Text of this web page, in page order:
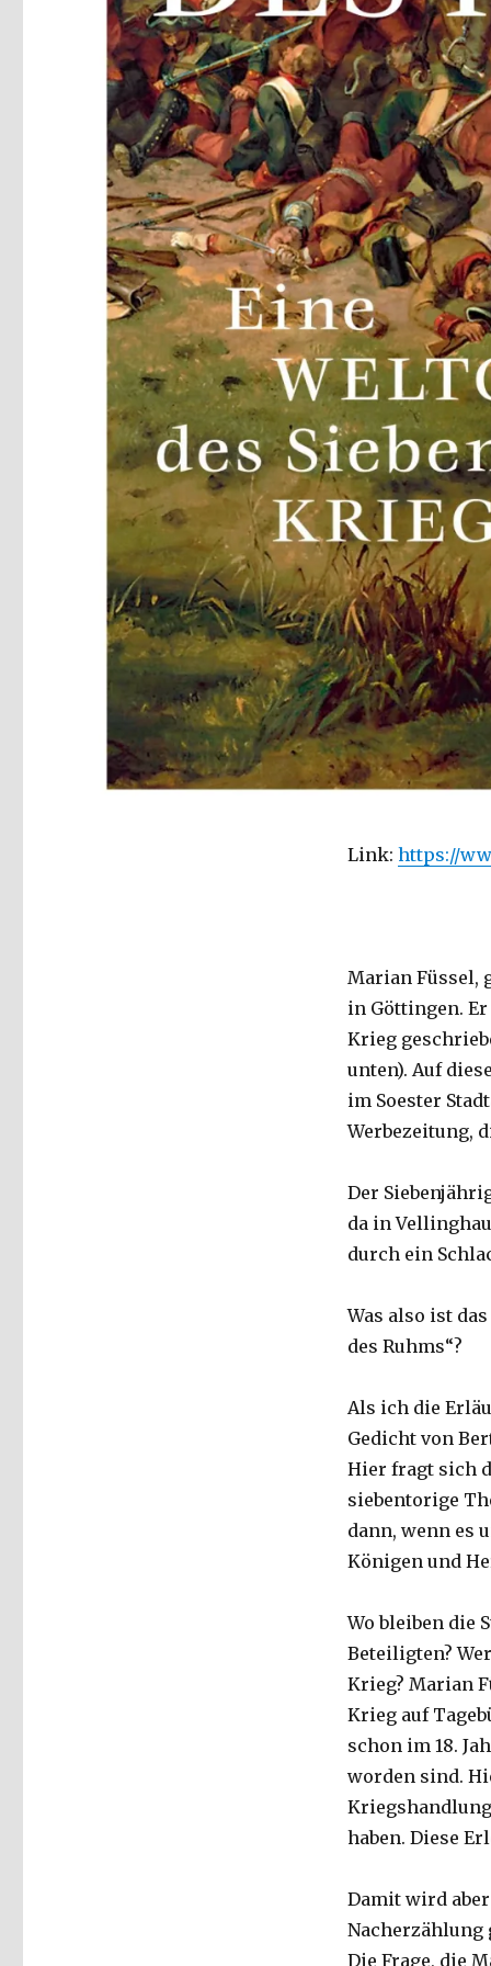
Link: https://
Marian Füssel,
in Göttingen.
Krieg
unten). Auf
im Soester
Werbezeitung,
Der
da in
durch ein
Was also ist
des Ruhms“?
Als ich die
Gedicht von
Hier fragt sich
siebentorige
dann, wenn es
Königen und
Wo bleiben die
Beteiligten?
Krieg? Marian
Krieg auf
schon im 18.
worden sind.
haben. Diese
Damit wird
Nacherzählung
Die Frage, die